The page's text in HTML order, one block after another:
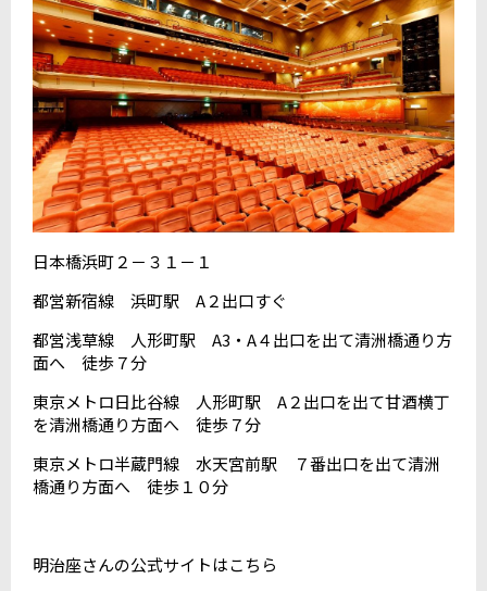
日本橋浜町２－３１－１
都営新宿線 浜町駅 A２出口すぐ
都営浅草線 人形町駅 A3・A４出口を出て清洲橋通り方
面へ 徒歩７分
東京メトロ日比谷線 人形町駅 A２出口を出て甘酒横丁
を清洲橋通り方面へ 徒歩７分
東京メトロ半蔵門線 水天宮前駅 ７番出口を出て清洲
橋通り方面へ 徒歩１０分
明治座さんの公式サイトはこちら